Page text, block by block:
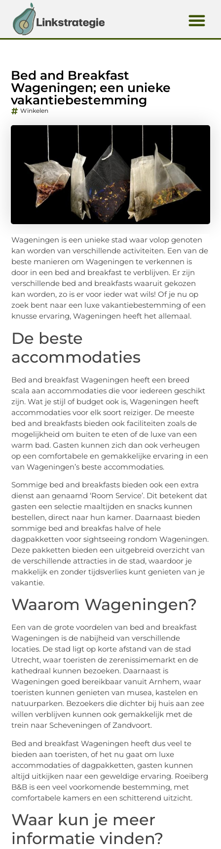
Bed and Breakfast
Wageningen; een unieke
vakantiebestemming
Winkelen
Wageningen is een unieke stad waar volop genoten
kan worden van verschillende activiteiten. Een van de
beste manieren om Wageningen te verkennen is
door in een bed and breakfast te verblijven. Er zijn
verschillende bed and breakfasts waaruit gekozen
kan worden, zo is er voor ieder wat wils! Of je nu op
zoek bent naar een luxe vakantiebestemming of een
knusse ervaring, Wageningen heeft het allemaal.
De beste
accommodaties
Bed and breakfast Wageningen heeft een breed
scala aan accommodaties die voor iedereen geschikt
zijn. Wat je stijl of budget ook is, Wageningen heeft
accommodaties voor elk soort reiziger. De meeste
bed and breakfasts bieden ook faciliteiten zoals de
mogelijkheid om buiten te eten of de luxe van een
warm bad. Gasten kunnen zich dan ook verheugen
op een comfortabele en gemakkelijke ervaring in een
van Wageningen’s beste accommodaties.
Sommige bed and breakfasts bieden ook een extra
dienst aan genaamd ‘Room Service’. Dit betekent dat
gasten een selectie maaltijden en snacks kunnen
bestellen, direct naar hun kamer. Daarnaast bieden
sommige bed and breakfas halve of hele
dagpakketten voor sightseeing rondom Wageningen.
Deze pakketten bieden een uitgebreid overzicht van
de verschillende attracties in de stad, waardoor je
makkelijk en zonder tijdsverlies kunt genieten van je
vakantie.
Waarom Wageningen?
Een van de grote voordelen van bed and breakfast
Wageningen is de nabijheid van verschillende
locaties. De stad ligt op korte afstand van de stad
Utrecht, waar toeristen de zerenissimemarkt en de
kathedraal kunnen bezoeken. Daarnaast is
Wageningen goed bereikbaar vanuit Arnhem, waar
toeristen kunnen genieten van musea, kastelen en
natuurparken. Bezoekers die dichter bij huis aan zee
willen verblijven kunnen ook gemakkelijk met de
trein naar Scheveningen of Zandvoort.
Bed and breakfast Wageningen heeft dus veel te
bieden aan toeristen, of het nu gaat om luxe
accommodaties of dagpakketten, gasten kunnen
altijd uitkijken naar een geweldige ervaring. Roeiberg
B&B is een veel voorkomende bestemming, met
comfortabele kamers en een schitterend uitzicht.
Waar kun je meer
informatie vinden?